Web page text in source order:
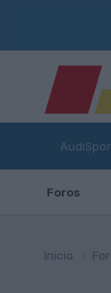
Foros
Inicio